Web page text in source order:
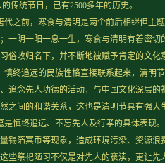
传统节日，已有2500多年的历史。
之前，寒食与清明是两个前后相继但主
一阴一阳一息一生，寒食与清明有着密
俗收归名下，并不断地被赋予肯定的文化
终追远的民族性格直接联系起来，清明
追念先人功德的活动，与中国文化深层的
之间的和谐关系，这也是清明节具有强大
慎终追远、不忘先人及行孝的具体表现
锡箔冥币等现象，造成环境污染、资源浪
些祭祀陋习不仅是对先人的亵渎，更让